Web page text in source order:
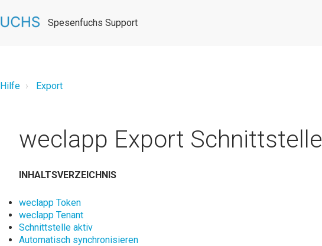
Spesenfuchs Support
Hilfe Export
weclapp Export Schnittstelle
INHALTSVERZEICHNIS
weclapp Token
weclapp Tenant
Schnittstelle aktiv
Automatisch synchronisieren